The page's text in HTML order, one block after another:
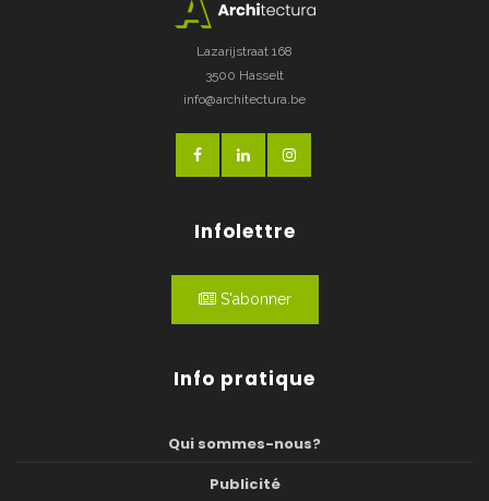
Lazarijstraat 168
3500 Hasselt
info@architectura.be
Infolettre
S'abonner
Info pratique
Qui sommes-nous?
Publicité